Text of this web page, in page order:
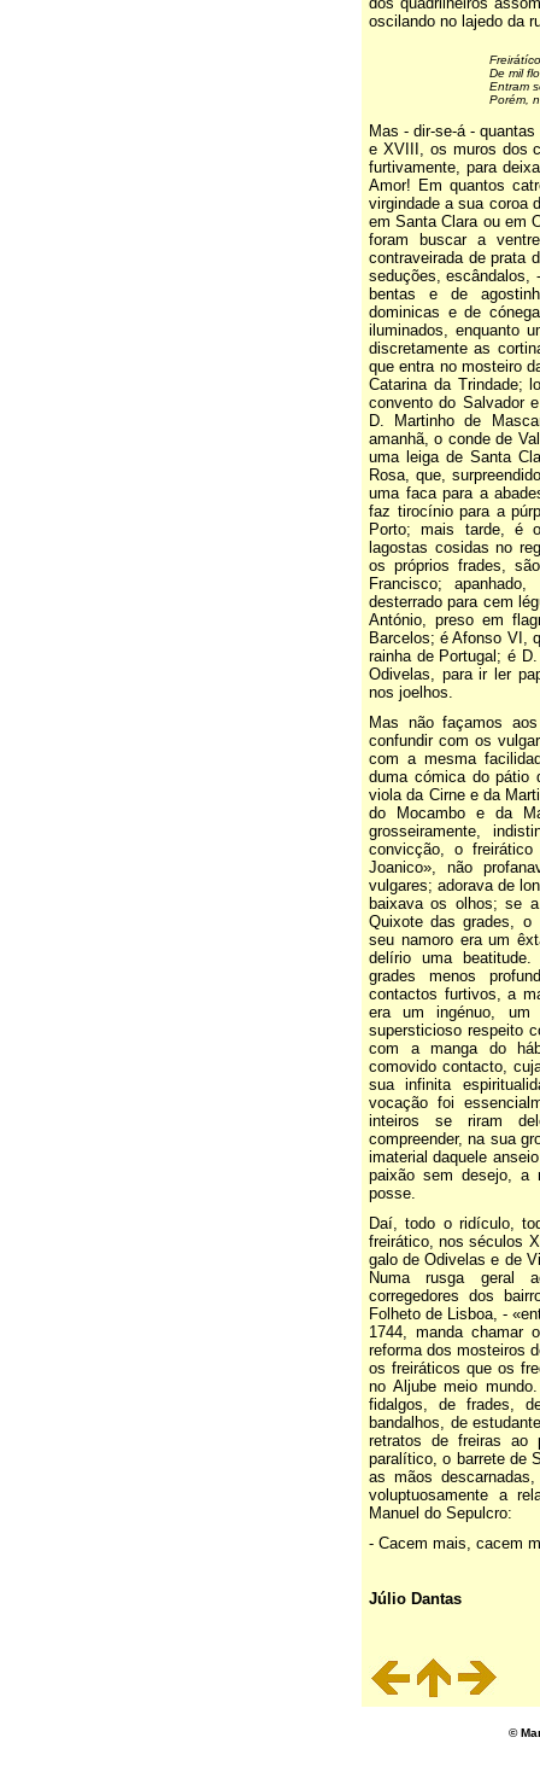
oscilando no lajedo da
De mil
Entram
Porém,
Mas - dir-se-á -
e XVIII, os muros dos
furtivamente, para
Amor! Em quantos
virgindade a sua coroa
em Santa Clara ou em
foram buscar a
contraveirada de prata
seduções, escândalos,
bentas e de
dominicas e de
iluminados, enquanto
discretamente as
que entra no mosteiro
Catarina da Trindade;
convento do Salvador
D. Martinho de
amanhã, o conde de
uma leiga de Santa
Rosa, que,
uma faca para a
faz tirocínio para a
Porto; mais tarde, é
lagostas cosidas no
os próprios frades,
Francisco;
desterrado para cem
António, preso em
Barcelos; é Afonso VI,
rainha de Portugal; é
Odivelas, para ir ler
nos joelhos.
Mas não façamos
confundir com os
com a mesma
duma cómica do pátio
viola da Cirne e da
do Mocambo e da
grosseiramente,
convicção, o
Joanico», não
vulgares; adorava de
baixava os olhos; se
Quixote das grades, o
seu namoro era um
delírio uma
grades menos
contactos furtivos, a
era um ingénuo,
supersticioso respeito
com a manga do
comovido contacto,
sua infinita
vocação foi
inteiros se riram
compreender, na sua
imaterial daquele
paixão sem desejo, a
posse.
Daí, todo o ridículo,
freirático, nos séculos
galo de Odivelas e de
Numa rusga geral
corregedores dos
Folheto de Lisboa, -
1744, manda chamar
reforma dos mosteiros
os freiráticos que os
no Aljube meio
fidalgos, de frades,
bandalhos, de
retratos de freiras
paralítico, o barrete de
as mãos
voluptuosamente a
Manuel do Sepulcro:
- Cacem mais, cacem
Júlio Dantas
©